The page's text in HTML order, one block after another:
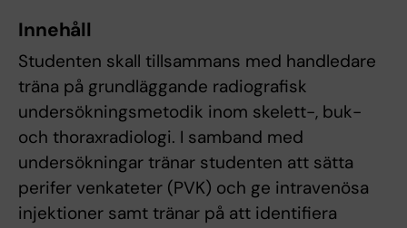
Innehåll
Studenten skall tillsammans med handledare
träna på grundläggande radiografisk
undersökningsmetodik inom skelett-, buk-
och thoraxradiologi. I samband med
undersökningar tränar studenten att sätta
perifer venkateter (PVK) och ge intravenösa
injektioner samt tränar på att identifiera